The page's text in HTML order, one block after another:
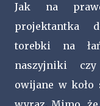
Jak na
projektantka
torebki na
naszyjniki czy
owijane w koło